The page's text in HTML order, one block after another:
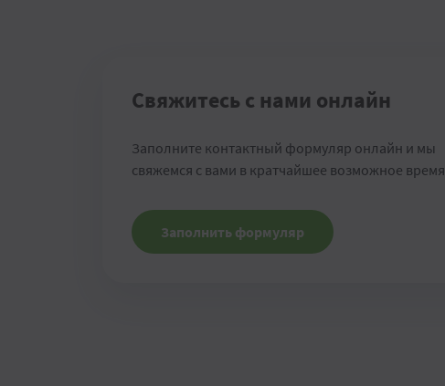
Свяжитесь с нами онлайн
Заполните контактный формуляр онлайн и мы
свяжемся с вами в кратчайшее возможное время
Заполнить формуляр